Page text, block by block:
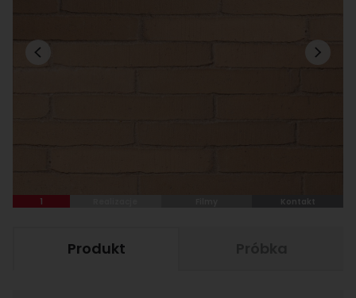
1 Kontakt
Produkt